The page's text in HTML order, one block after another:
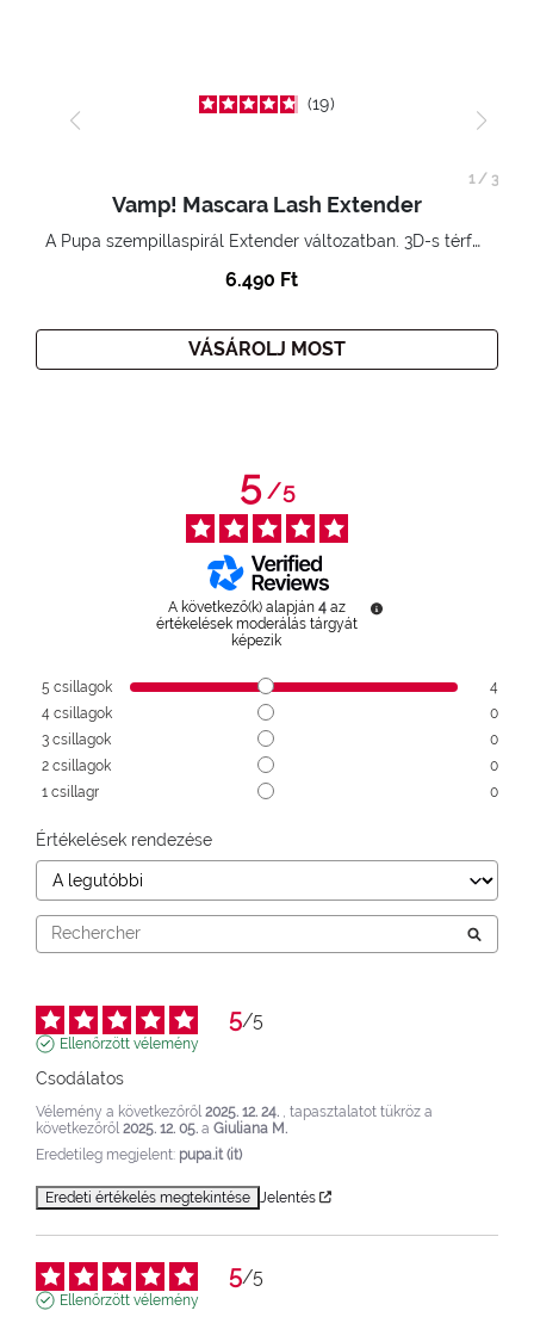
19
Vamp! Mascara Lash Extender
A Pupa szempillaspirál Extender változatban. 3D-s térfogatnövelő hatás. Hihetetlenül hosszú és göndör szempillák
6.490 Ft
VÁSÁROLJ MOST
1/ 3
5/5
A következő(k) alapján 4 az
értékelések moderálás tárgyát
képezik
5 csillagok
4
4 csillagok
0
3 csillagok
0
2 csillagok
0
1 csillagr 0
Értékelések rendezése
5/5
Ellenőrzött vélemény
Csodálatos
Vélemény a következőről 2025. 12. 24. , tapasztalatot tükröz a
következőről 2025. 12. 05. a Giuliana M.
Eredetileg megjelent: pupa.it (it)
Eredeti értékelés megtekintése Jelentés
5/5
Ellenőrzött vélemény